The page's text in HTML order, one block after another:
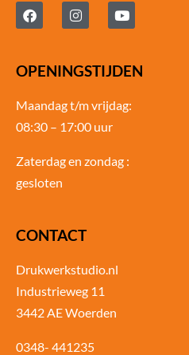
OPENINGSTIJDEN
Maandag t/m vrijdag:
08:30 – 17:00 uur
Zaterdag en zondag :
gesloten
CONTACT
Drukwerkstudio.nl
Industrieweg 11
3442 AE Woerden
0348- 441235